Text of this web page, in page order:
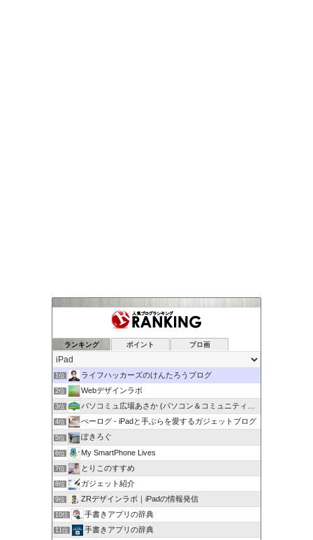
ランキング ポイント ブロ画
1位 ライフハッカーズのけんたろうブログ
2位 Webデザインラボ
3位 パソコミュ広場あさか (パソコン＆コミュニティ広…
4位 ぺーログ - iPadと手ぶらを愛するガジェットブログ
5位 ぽきろぐ
6位 My SmartPhone Lives
7位 とりこのすすめ
8位 ガジェット紹介
9位 ZRデザインラボ｜iPadの情報発信
10位 手書きアプリの辞典
11位 手書きアプリの辞典